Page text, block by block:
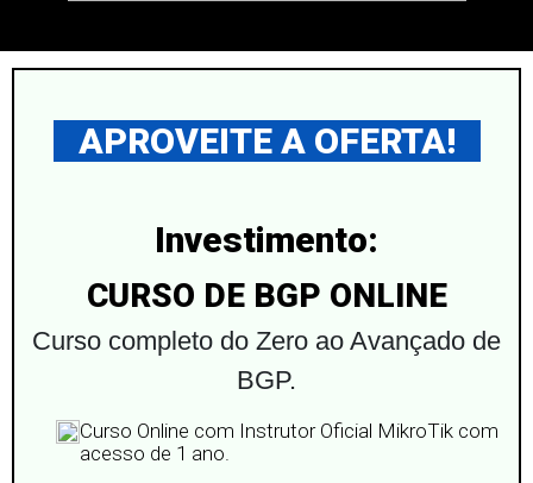
APROVEITE A OFERTA!
Investimento:
CURSO DE BGP ONLINE
Curso completo do Zero ao Avançado de
BGP.
Curso Online com Instrutor Oficial MikroTik com
acesso de 1 ano.